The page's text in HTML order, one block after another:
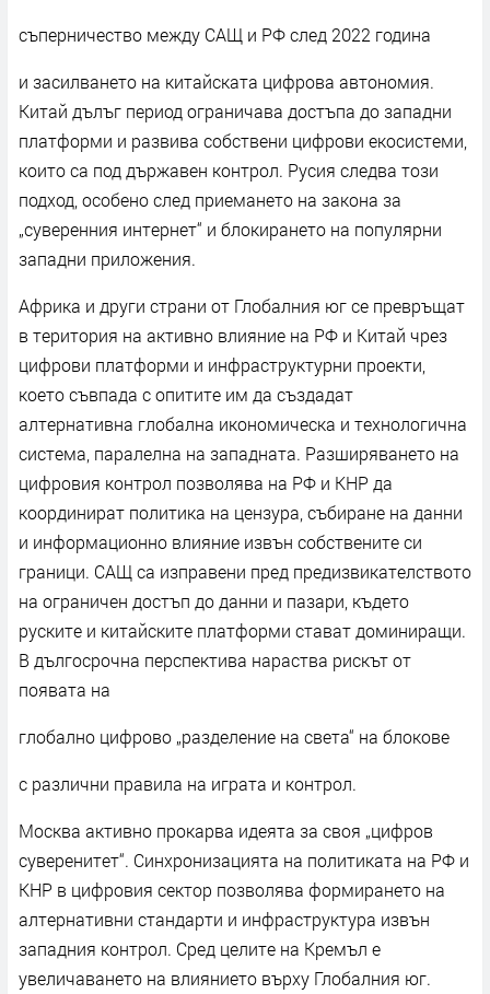
съперничество между САЩ и РФ след 2022 година
и засилването на китайската цифрова автономия.
Китай дълъг период ограничава достъпа до западни
платформи и развива собствени цифрови екосистеми,
които са под държавен контрол. Русия следва този
подход, особено след приемането на закона за
„суверенния интернет“ и блокирането на популярни
западни приложения.
Африка и други страни от Глобалния юг се превръщат
в територия на активно влияние на РФ и Китай чрез
цифрови платформи и инфраструктурни проекти,
което съвпада с опитите им да създадат
алтернативна глобална икономическа и технологична
система, паралелна на западната. Разширяването на
цифровия контрол позволява на РФ и КНР да
координират политика на цензура, събиране на данни
и информационно влияние извън собствените си
граници. САЩ са изправени пред предизвикателството
на ограничен достъп до данни и пазари, където
руските и китайските платформи стават доминиращи.
В дългосрочна перспектива нараства рискът от
появата на
глобално цифрово „разделение на света“ на блокове
с различни правила на играта и контрол.
Москва активно прокарва идеята за своя „цифров
суверенитет“. Синхронизацията на политиката на РФ и
КНР в цифровия сектор позволява формирането на
алтернативни стандарти и инфраструктура извън
западния контрол. Сред целите на Кремъл е
увеличаването на влиянието върху Глобалния юг.